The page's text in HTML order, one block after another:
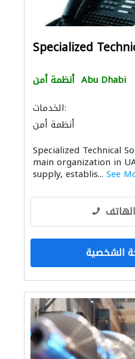
Specialized
أنظمة أمن Abu Dhabi
الخدمات:
أنظمة أمن
Specialized Technical
main organization in
supply, establis... See
الشخصية